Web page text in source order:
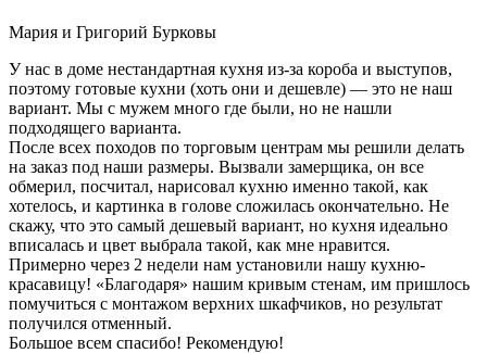
Мария и Григорий Бурковы
У нас в доме нестандартная кухня из-за короба и выступов,
поэтому готовые кухни (хоть они и дешевле) — это не наш
вариант. Мы с мужем много где были, но не нашли
подходящего варианта.
После всех походов по торговым центрам мы решили делать
на заказ под наши размеры. Вызвали замерщика, он все
обмерил, посчитал, нарисовал кухню именно такой, как
хотелось, и картинка в голове сложилась окончательно. Не
скажу, что это самый дешевый вариант, но кухня идеально
вписалась и цвет выбрала такой, как мне нравится.
Примерно через 2 недели нам установили нашу кухню-
красавицу! «Благодаря» нашим кривым стенам, им пришлось
помучиться с монтажом верхних шкафчиков, но результат
получился отменный.
Большое всем спасибо! Рекомендую!